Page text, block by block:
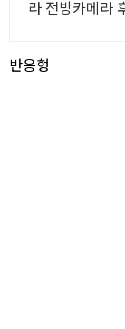
라 전방카메라
반응형